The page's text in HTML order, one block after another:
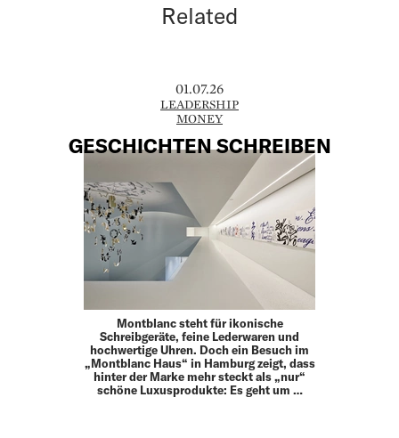
Related
01.07.26
LEADERSHIP
MONEY
GESCHICHTEN SCHREIBEN
Montblanc steht für ikonische
Schreibgeräte, feine Leder­waren und
hochwertige Uhren. Doch ein Besuch im
„Montblanc Haus“ in Hamburg zeigt, dass
hinter der Marke mehr steckt als „nur“
schöne Luxusprodukte: Es geht um …